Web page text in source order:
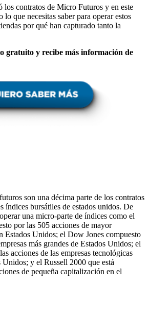
contratos de Micro Futuros y en este
que necesitas saber para operar estos
por qué han capturado tanto la
gratuito y recibe más información de
son una décima parte de los contratos
índices bursátiles de estados unidos. De
una micro-parte de índices como el
por las 505 acciones de mayor
Estados Unidos; el Dow Jones compuesto
más grandes de Estados Unidos; el
acciones de las empresas tecnológicas
Unidos; y el Russell 2000 que está
de pequeña capitalización en el